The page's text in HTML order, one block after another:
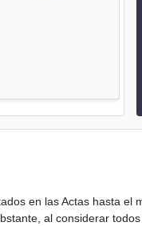
en las Actas hasta el
al considerar